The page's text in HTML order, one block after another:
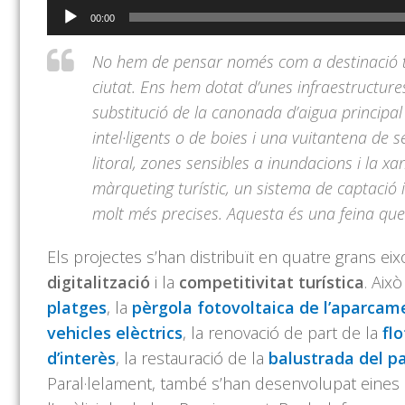
Reproductor
d'àudio
00:00
No hem de pensar només com a
ciutat. Ens hem dotat d’unes
substitució de la canonada d’aigua
intel·ligents o de boies i una vuitantena de
litoral, zones sensibles a inundacions i la
màrqueting turístic, un sistema de
molt més precises. Aquesta és una feina
Els projectes s’han distribuït en quatre grans
digitalització i la competitivitat turística.
platges, la pèrgola fotovoltaica de
vehicles elèctrics, la renovació de part de la
d’interès, la restauració de la balustrada del
Paral·lelament, també s’han desenvolupat